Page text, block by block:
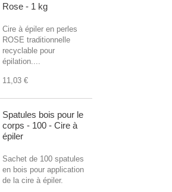
Rose - 1 kg
Cire à épiler en perles
ROSE traditionnelle
recyclable pour
épilation....
11,03 €
Spatules bois pour le
corps - 100 - Cire à
épiler
Sachet de 100 spatules
en bois pour application
de la cire à épiler.